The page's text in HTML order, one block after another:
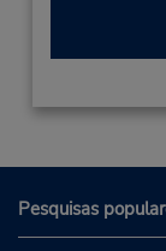
Pesquisas